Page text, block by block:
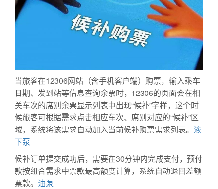
当旅客在12306网站（含手机客户端）购票，输入乘车
日期、发到站等信息查询余票时，12306的页面会在相
关车次的席别余票显示列表中出现“候补”字样，这个时
候旅客可根据需求点击相应车次、席别对应的“候补”区
域，系统将该需求自动加入当前候补购票需求列表。 液
下泵
候补订单提交成功后，需要在30分钟内完成支付，预付
款按组合需求中票款最高额度计算，系统自动退回差额
票款。 油泵